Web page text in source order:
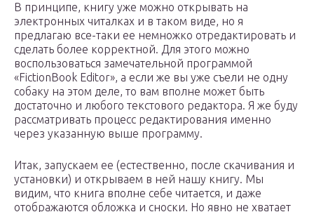
В принципе, книгу уже можно открывать на
электронных читалках и в таком виде, но я
предлагаю все-таки ее немножко отредактировать и
сделать более корректной. Для этого можно
воспользоваться замечательной программой
«FictionBook Editor», а если же вы уже съели не одну
собаку на этом деле, то вам вполне может быть
достаточно и любого текстового редактора. Я же буду
рассматривать процесс редактирования именно
через указанную выше программу.
Итак, запускаем ее (естественно, после скачивания и
установки) и открываем в ней нашу книгу. Мы
видим, что книга вполне себе читается, и даже
отображаются обложка и сноски. Но явно не хватает